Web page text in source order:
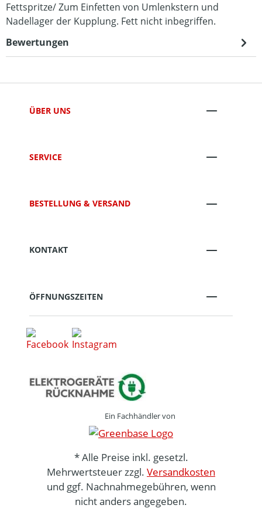
Fettspritze/ Zum Einfetten von Umlenkstern und
Nadellager der Kupplung. Fett nicht inbegriffen.
Bewertungen
ÜBER UNS
SERVICE
BESTELLUNG & VERSAND
KONTAKT
ÖFFNUNGSZEITEN
Ein Fachhändler von
* Alle Preise inkl. gesetzl.
Mehrwertsteuer zzgl. Versandkosten
und ggf. Nachnahmegebühren, wenn
nicht anders angegeben.